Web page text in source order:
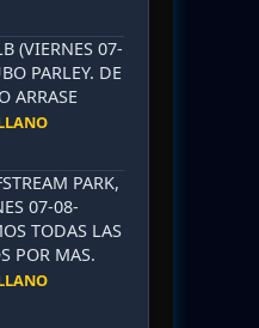
(VIERNES 07-
PARLEY. DE
ARRASE
PARK,
07-08-
TODAS LAS
POR MAS.